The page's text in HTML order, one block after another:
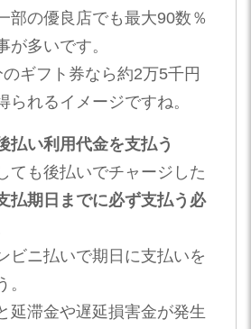
部の優良店でも最大90数％
が多いです​。
ギフト券なら約2万5千円
られるイメージですね。
払い利用代金を支払う
ても後払いでチャージした
払期日までに必ず支払う必
ビニ払いで期日に支払いを
延滞金や遅延損害金が発生